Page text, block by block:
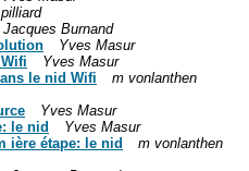
pilliard
Jacques Burnand
Yves Masur
Yves Masur
le nid Wifi
m vonlanthen
Yves Masur
le nid
Yves Masur
ière étape: le nid
m vonlanthen